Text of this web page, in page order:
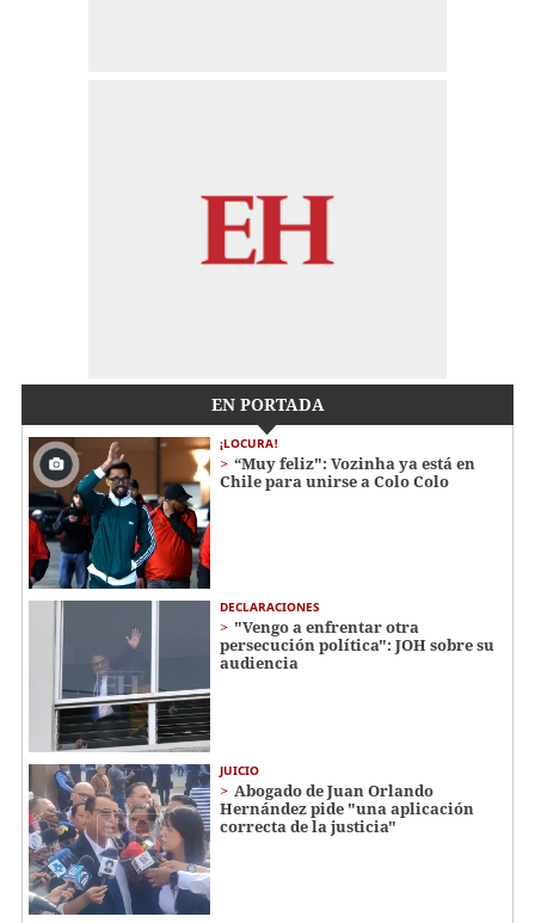
EN PORTADA
¡LOCURA!
“Muy feliz": Vozinha ya está en
Chile para unirse a Colo Colo
DECLARACIONES
"Vengo a enfrentar otra
persecución política": JOH sobre su
audiencia
JUICIO
Abogado de Juan Orlando
Hernández pide "una aplicación
correcta de la justicia"